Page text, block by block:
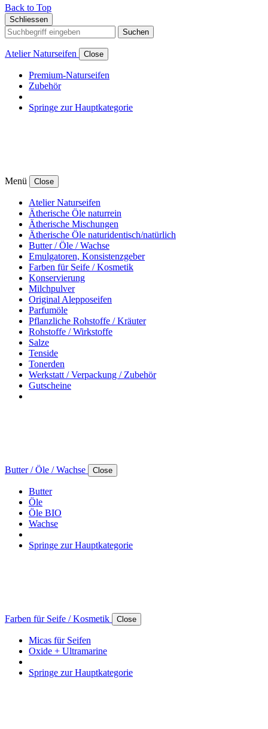
Back to Top
Schliessen
Suchen
Atelier Naturseifen Close
Premium-Naturseifen
Zubehör
Springe zur Hauptkategorie
Menü Close
Atelier Naturseifen
Ätherische Öle naturrein
Ätherische Mischungen
Ätherische Öle naturidentisch/natürlich
Butter / Öle / Wachse
Emulgatoren, Konsistenzgeber
Farben für Seife / Kosmetik
Konservierung
Milchpulver
Original Alepposeifen
Parfumöle
Pflanzliche Rohstoffe / Kräuter
Rohstoffe / Wirkstoffe
Salze
Tenside
Tonerden
Werkstatt / Verpackung / Zubehör
Gutscheine
Butter / Öle / Wachse Close
Butter
Öle
Öle BIO
Wachse
Springe zur Hauptkategorie
Farben für Seife / Kosmetik Close
Micas für Seifen
Oxide + Ultramarine
Springe zur Hauptkategorie